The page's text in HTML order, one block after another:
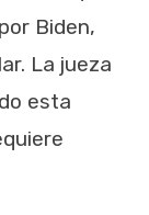
Biden,
La jueza
esta